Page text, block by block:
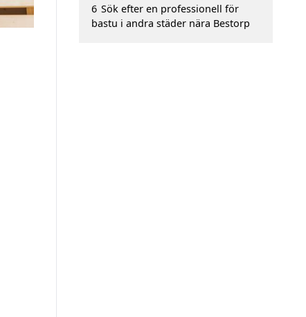
6 Sök efter en professionell för
bastu i andra städer nära Bestorp